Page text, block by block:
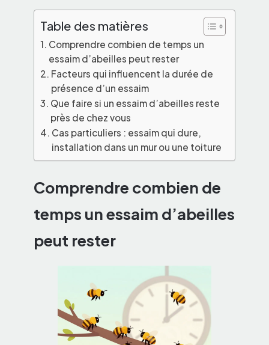
Table des matières
Comprendre combien de temps un
essaim d’abeilles peut rester
Facteurs qui influencent la durée de
présence d’un essaim
Que faire si un essaim d’abeilles reste
près de chez vous
Cas particuliers : essaim qui dure,
installation dans un mur ou une toiture
Comprendre combien de
temps un essaim d’abeilles
peut rester